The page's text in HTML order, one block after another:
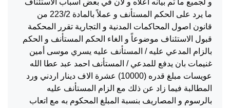
و لجميع ما تم بيانه اعلاه و لان في بعض اسباب الاستئناف
ما يرد على الحكم المستأنف و عملاً بالمادة 223/2 من
قانون اصول المحاكمات المدنية و التجارية تقرر المحكمة
قبول الاستئناف موضوعاً و الغاء الحكم المستأنف و الحكم
بالزام المدعي عليه / المستأنف عليه يسري موسى أمين
غنيمات بان يدفع للمدعي / المستأنف احمد عبد عطا الله
عويسات مبلغ قدره (10000) عشرة الاف دينار اردني ورد
المطالبة فيما زاد عن ذلك مع الزام المستأنف عليه
بالرسوم و المصاريف بنسبة المبلغ المحكوم به مع اتعاب